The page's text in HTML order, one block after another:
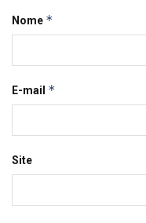
Nome *
E-mail *
Site